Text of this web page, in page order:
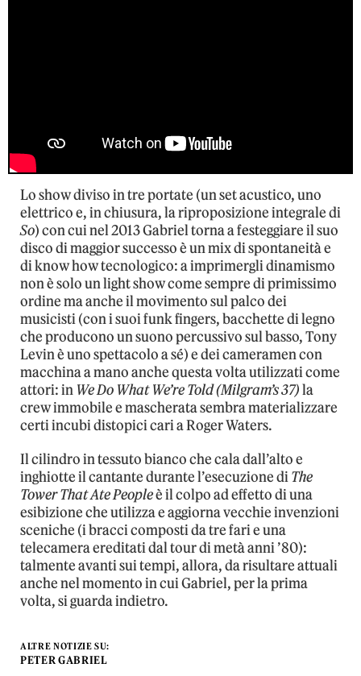
Lo show diviso in tre portate (un set acustico, uno
elettrico e, in chiusura, la riproposizione integrale di
So) con cui nel 2013 Gabriel torna a festeggiare il suo
disco di maggior successo è un mix di spontaneità e
di know how tecnologico: a imprimergli dinamismo
non è solo un light show come sempre di primissimo
ordine ma anche il movimento sul palco dei
musicisti (con i suoi funk fingers, bacchette di legno
che producono un suono percussivo sul basso, Tony
Levin è uno spettacolo a sé) e dei cameramen con
macchina a mano anche questa volta utilizzati come
attori: in We Do What We’re Told (Milgram’s 37)la
crew immobile e mascherata sembra materializzare
certi incubi distopici cari a Roger Waters.
Il cilindro in tessuto bianco che cala dall’alto e
inghiotte il cantante durante l’esecuzione diThe
Tower That Ate Peopleè il colpo ad effetto di una
esibizione che utilizza e aggiorna vecchie invenzioni
sceniche (i bracci composti da tre fari e una
telecamera ereditati dal tour di metà anni ’80):
talmente avanti sui tempi, allora, da risultare attuali
anche nel momento in cui Gabriel, per la prima
volta, si guarda indietro.
ALTRE NOTIZIE SU:
PETER GABRIEL